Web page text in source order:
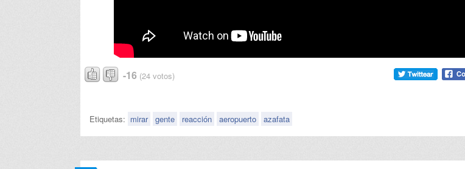
-16 (24 votos)
Etiquetas: mirar gente reacción aeropuerto azafata